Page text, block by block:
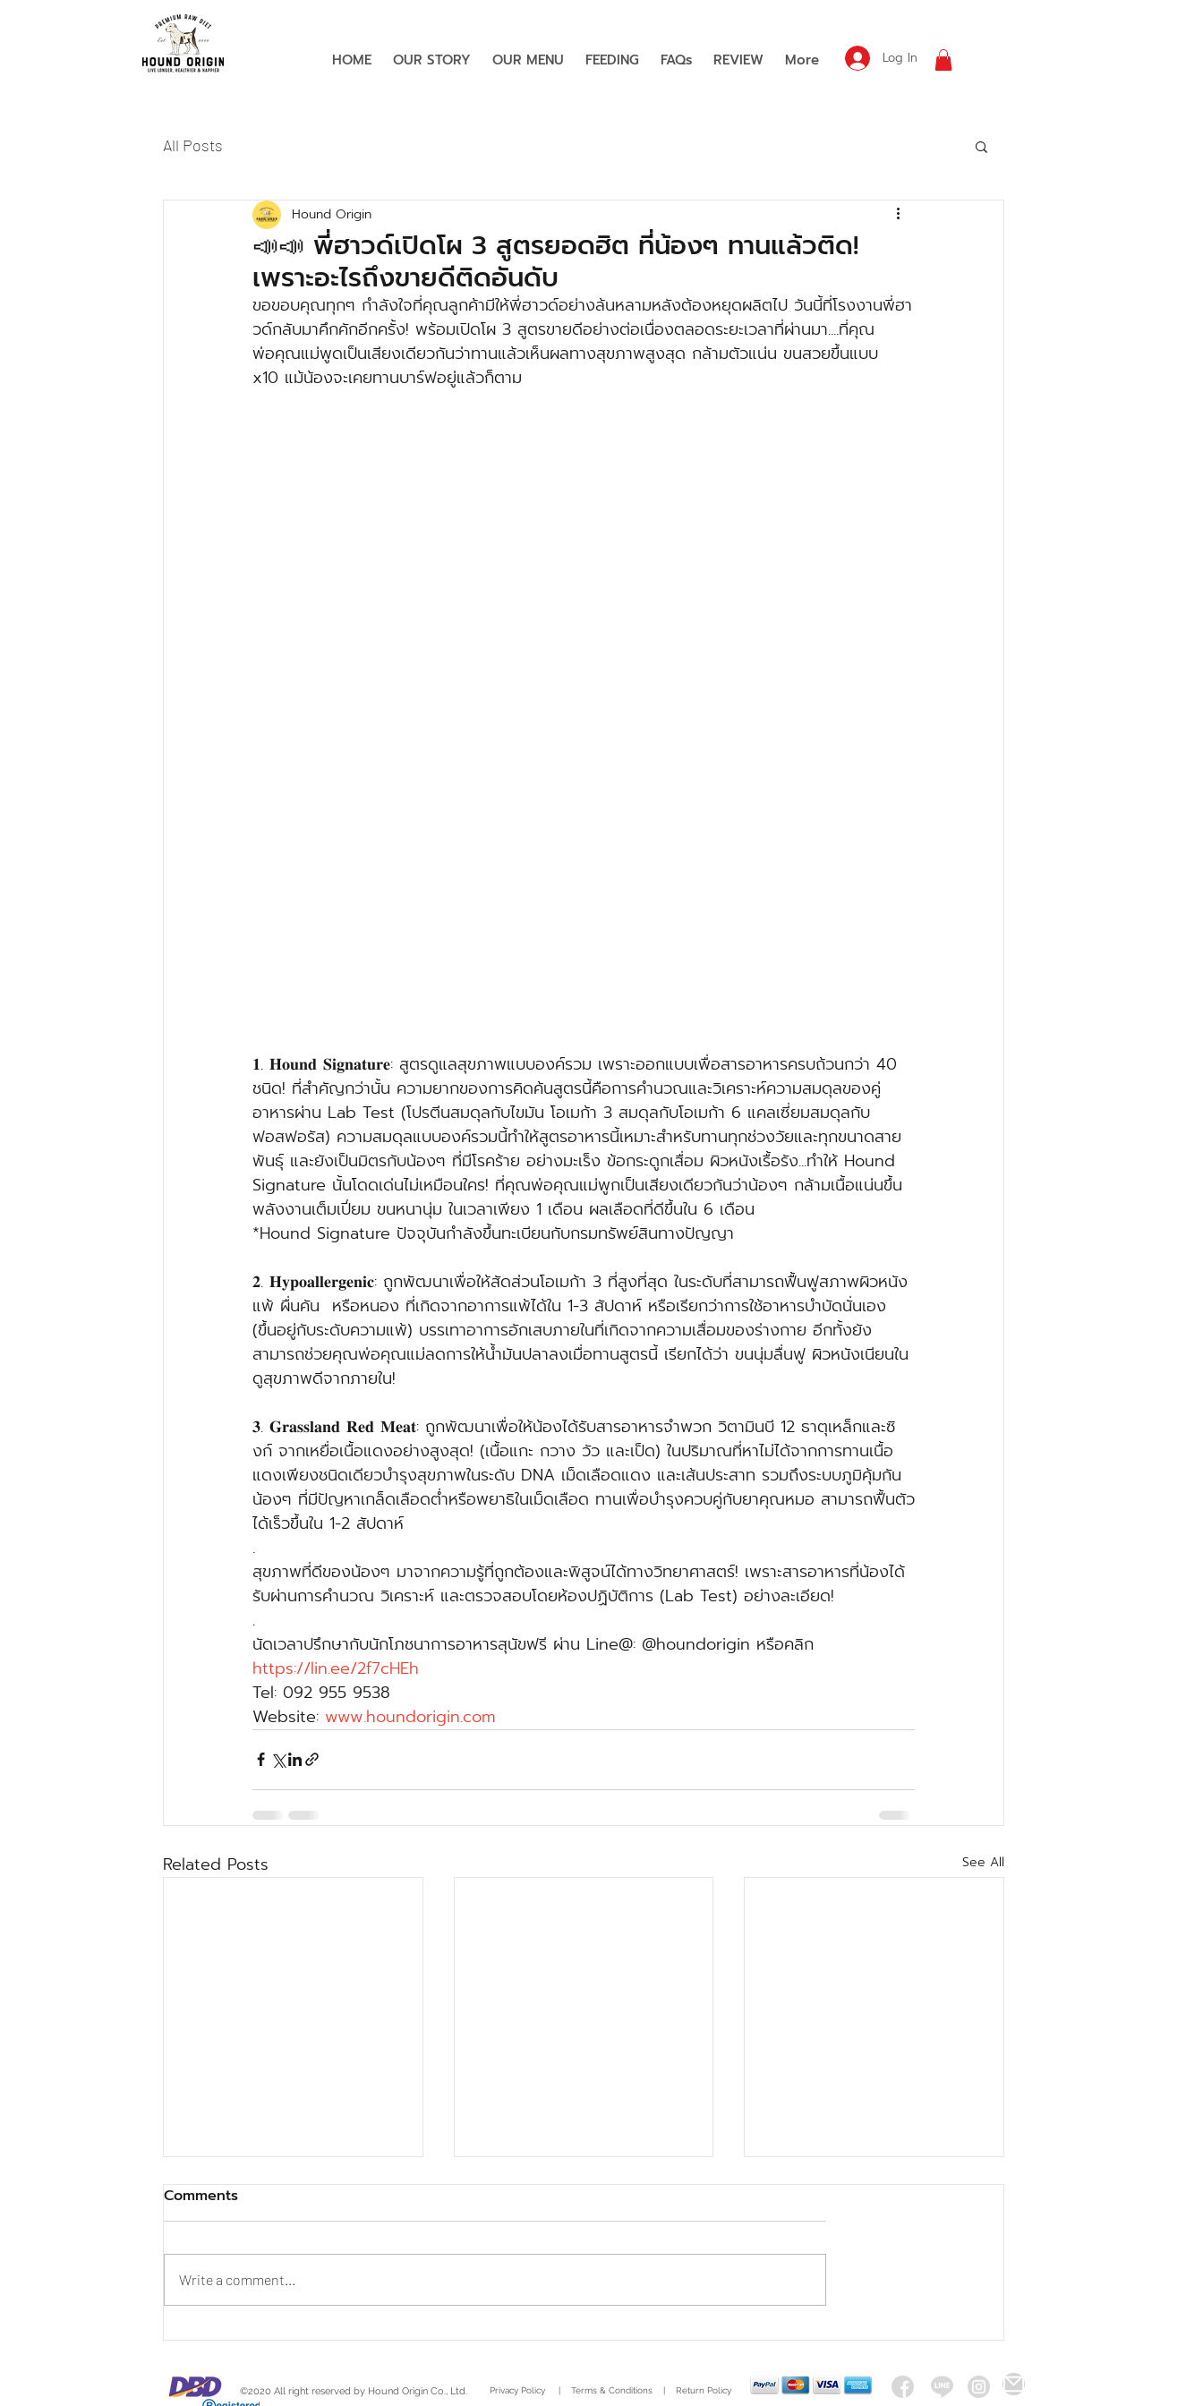
HOME OUR STORY OUR MENU FEEDING FAQs REVIEW More Log In
All Posts
📣📣 พี่ฮาวด์เปิดโผ 3 สูตรยอดฮิต ที่น้องๆ ทานแล้วติด!
เพราะอะไรถึงขายดีติดอันดับ
Hound Origin
ขอขอบคุณทุกๆ กำลังใจที่คุณลูกค้ามีให้พี่ฮาวด์อย่างล้นหลามหลังต้องหยุดผลิตไป วันนี้ที่โรงงานพี่ฮา
วด์กลับมาคึกคักอีกครั้ง! พร้อมเปิดโผ 3 สูตรขายดีอย่างต่อเนื่องตลอดระยะเวลาที่ผ่านมา....ที่คุณ
พ่อคุณแม่พูดเป็นเสียงเดียวกันว่าทานแล้วเห็นผลทางสุขภาพสูงสุด กล้ามตัวแน่น ขนสวยขึ้นแบบ
x10 แม้น้องจะเคยทานบาร์ฟอยู่แล้วก็ตาม
𝟏. 𝐇𝐨𝐮𝐧𝐝 𝐒𝐢𝐠𝐧𝐚𝐭𝐮𝐫𝐞: สูตรดูแลสุขภาพแบบองค์รวม เพราะออกแบบเพื่อสารอาหารครบถ้วนกว่า 40
ชนิด! ที่สำคัญกว่านั้น ความยากของการคิดค้นสูตรนี้คือการคำนวณและวิเคราะห์ความสมดุลของคู่
อาหารผ่าน Lab Test (โปรตีนสมดุลกับไขมัน โอเมก้า 3 สมดุลกับโอเมก้า 6 แคลเซี่ยมสมดุลกับ
ฟอสฟอรัส) ความสมดุลแบบองค์รวมนี้ทำให้สูตรอาหารนี้เหมาะสำหรับทานทุกช่วงวัยและทุกขนาดสาย
พันธุ์ และยังเป็นมิตรกับน้องๆ ที่มีโรคร้าย อย่างมะเร็ง ข้อกระดูกเสื่อม ผิวหนังเรื้อรัง...ทำให้ Hound
Signature นั้นโดดเด่นไม่เหมือนใคร! ที่คุณพ่อคุณแม่พูกเป็นเสียงเดียวกันว่าน้องๆ กล้ามเนื้อแน่นขึ้น
พลังงานเต็มเปี่ยม ขนหนานุ่ม ในเวลาเพียง 1 เดือน ผลเลือดที่ดีขึ้นใน 6 เดือน
*Hound Signature ปัจจุบันกำลังขึ้นทะเบียนกับกรมทรัพย์สินทางปัญญา
𝟐. 𝐇𝐲𝐩𝐨𝐚𝐥𝐥𝐞𝐫𝐠𝐞𝐧𝐢𝐜: ถูกพัฒนาเพื่อให้สัดส่วนโอเมก้า 3 ที่สูงที่สุด ในระดับที่สามารถฟื้นฟูสภาพผิวหนัง
แพ้ ผื่นคัน  หรือหนอง ที่เกิดจากอาการแพ้ได้ใน 1-3 สัปดาห์ หรือเรียกว่าการใช้อาหารบำบัดนั่นเอง
(ขึ้นอยู่กับระดับความแพ้) บรรเทาอาการอักเสบภายในที่เกิดจากความเสื่อมของร่างกาย อีกทั้งยัง
สามารถช่วยคุณพ่อคุณแม่ลดการให้น้ำมันปลาลงเมื่อทานสูตรนี้ เรียกได้ว่า ขนนุ่มลื่นฟู ผิวหนังเนียนใน
ดูสุขภาพดีจากภายใน!
𝟑. 𝐆𝐫𝐚𝐬𝐬𝐥𝐚𝐧𝐝 𝐑𝐞𝐝 𝐌𝐞𝐚𝐭: ถูกพัฒนาเพื่อให้น้องได้รับสารอาหารจำพวก วิตามินบี 12 ธาตุเหล็กและซิ
งก์ จากเหยื่อเนื้อแดงอย่างสูงสุด! (เนื้อแกะ กวาง วัว และเป็ด) ในปริมาณที่หาไม่ได้จากการทานเนื้อ
แดงเพียงชนิดเดียวบำรุงสุขภาพในระดับ DNA เม็ดเลือดแดง และเส้นประสาท รวมถึงระบบภูมิคุ้มกัน
น้องๆ ที่มีปัญหาเกล็ดเลือดต่ำหรือพยาธิในเม็ดเลือด ทานเพื่อบำรุงควบคู่กับยาคุณหมอ สามารถฟื้นตัว
ได้เร็วขึ้นใน 1-2 สัปดาห์
.
สุขภาพที่ดีของน้องๆ มาจากความรู้ที่ถูกต้องและพิสูจน์ได้ทางวิทยาศาสตร์! เพราะสารอาหารที่น้องได้
รับผ่านการคำนวณ วิเคราะห์ และตรวจสอบโดยห้องปฏิบัติการ (Lab Test) อย่างละเอียด!
.
นัดเวลาปรึกษากับนักโภชนาการอาหารสุนัขฟรี ผ่าน Line@: @houndorigin หรือคลิก
https://lin.ee/2f7cHEh
Tel: 092 955 9538
Website: www.houndorigin.com
Related Posts See All
Is 10% Bone Content
Ian Billinghurst Say?
Let's make a merit to
golden dragon! 🐉
อาหารบาร์ฟมีส่วนผสมของ
Comments
Write a comment...
©2020 All right reserved by Hound Origin Co., Ltd. Privacy Policy| Terms & Conditions| Return Policy